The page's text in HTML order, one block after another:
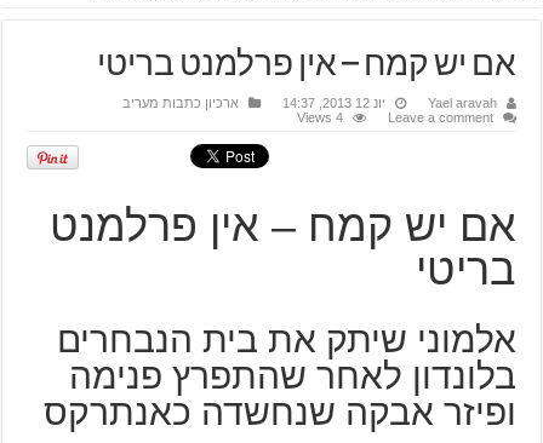
אם יש קמח – אין פרלמנט בריטי
Yael aravah יונ 12 2013, 14:37
ארכיון כתבות מעריב
Leave a comment
4 Views
אם יש קמח – אין פרלמנט
בריטי
אלמוני שיתק את בית הנבחרים
בלונדון לאחר שהתפרץ פנימה
ופיזר אבקה שנחשדה כאנתרקס